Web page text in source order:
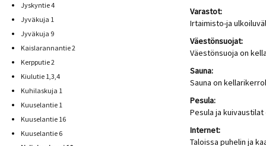
Jyskyntie 4
Jyväkuja 1
Jyväkuja 9
Kaislarannantie 2
Kerpputie 2
Kiulutie 1,3,4
Kuhilaskuja 1
Kuuselantie 1
Kuuselantie 16
Kuuselantie 6
Varastot:
Irtaimisto-ja
Väestönsuojat:
Väestönsuoja on
Sauna:
Sauna on
Pesula:
Pesula ja
Internet:
Taloissa puhelin ja